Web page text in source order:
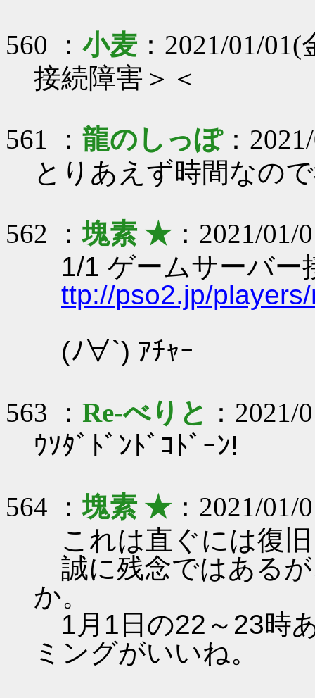
560 ：小麦 ：2021/01/
接続障害＞＜
561 ： 龍のしっぽ：
とりあえず時間なの
562 ：塊素 ★：2021/01/
1/1 ゲームサーバー
ttp://pso2.jp/
(ﾉ∀`) ｱﾁｬｰ
563 ： Re-べりと ：
ｳｿﾀﾞﾄﾞﾝﾄﾞｺﾄﾞｰﾝ!
564 ：塊素 ★：2021/01/
これは直ぐには復
誠に残念ではある
か。
1月1日の22～23時
ミングがいいね。